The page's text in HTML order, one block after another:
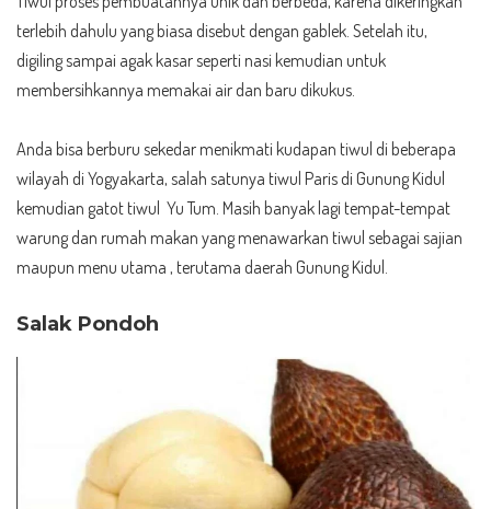
terlebih dahulu yang biasa disebut dengan gablek. Setelah itu,
digiling sampai agak kasar seperti nasi kemudian untuk
membersihkannya memakai air dan baru dikukus.
Anda bisa berburu sekedar menikmati kudapan tiwul di beberapa
wilayah di Yogyakarta, salah satunya tiwul Paris di Gunung Kidul
kemudian gatot tiwul Yu Tum. Masih banyak lagi tempat-tempat
warung dan rumah makan yang menawarkan tiwul sebagai sajian
maupun menu utama , terutama daerah Gunung Kidul.
Salak Pondoh